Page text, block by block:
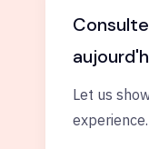
Let us
experience.